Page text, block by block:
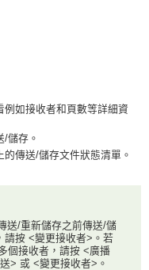
如接收者和頁數等詳細資
儲存。
傳送/儲存文件狀態清單。
送/重新儲存之前傳送/儲
請按 <變更接收者>。若
個接收者，請按 <廣播
> 或 <變更接收者>。